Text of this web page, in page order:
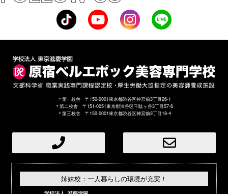
＊第一校舎 〒150-0001東京都渋谷区神宮前3丁目26-1
＊第二校舎 〒151-0051東京都渋谷区千駄ヶ谷3丁目57-6
＊第三校舎 〒150-0001東京都渋谷区神宮前3丁目18-4
姉妹校：一人暮らしの環境が充実！